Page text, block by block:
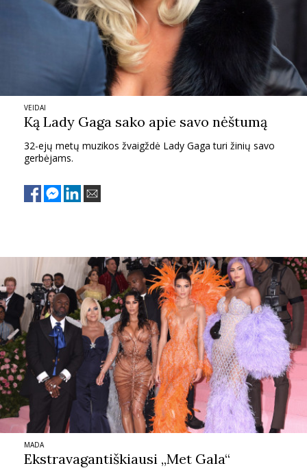
VEIDAI
Ką Lady Gaga sako apie savo nėštumą
32-ejų metų muzikos žvaigždė Lady Gaga turi žinių savo
gerbėjams.
MADA
Ekstravagantiškiausi „Met Gala“